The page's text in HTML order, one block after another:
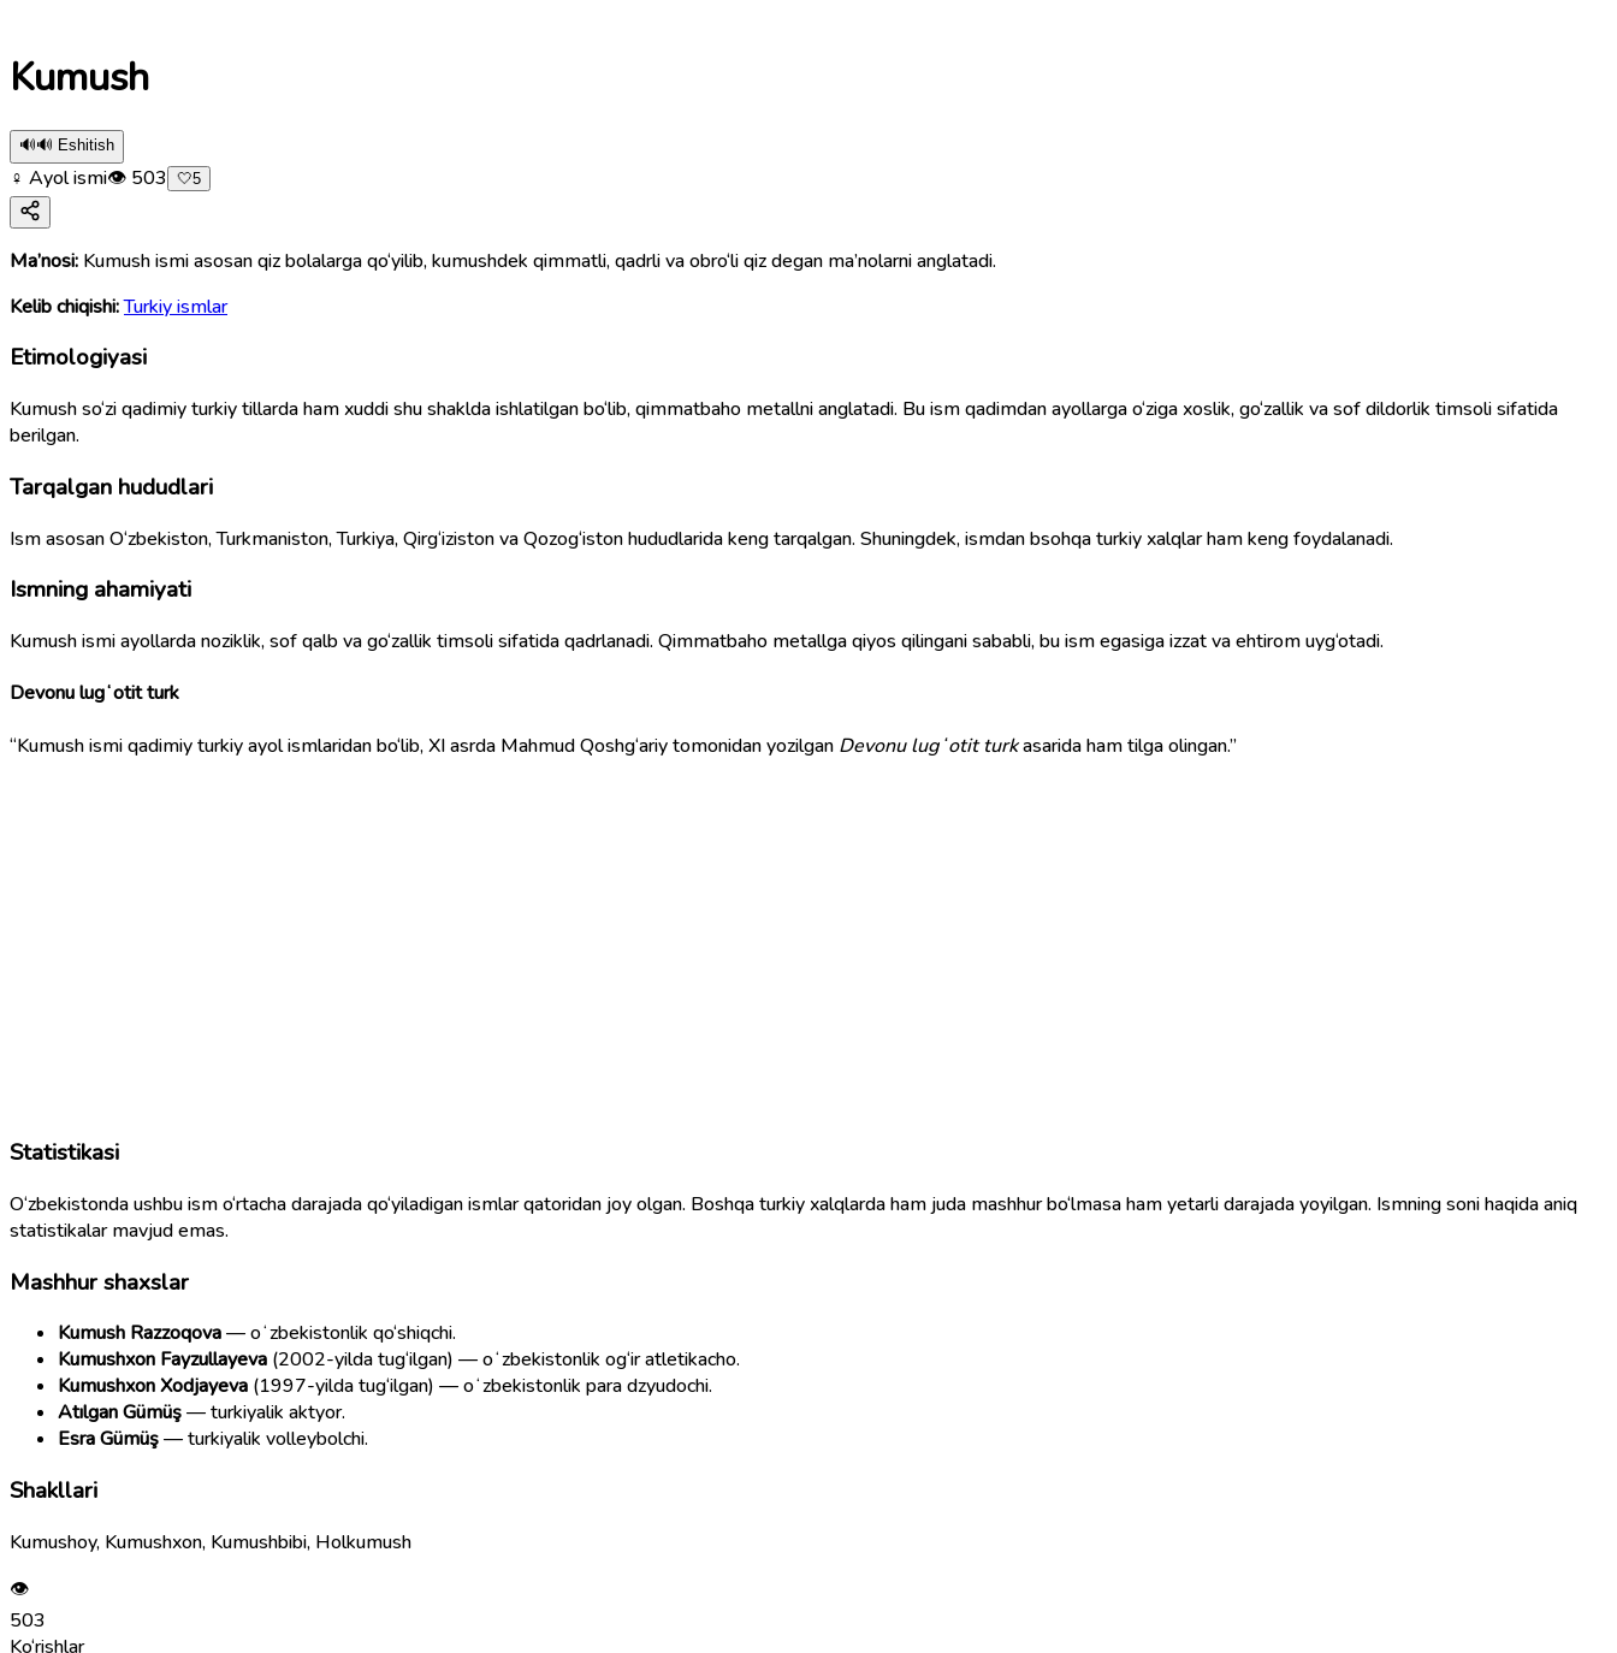
Kumush
🔊🔊 Eshitish
♀ Ayol ismi👁 503 🤍5
Ma’nosi: Kumush ismi asosan qiz bolalarga qo‘yilib, kumushdek qimmatli, qadrli va obro‘li qiz degan ma’nolarni anglatadi.
Kelib chiqishi:Turkiy ismlar
Etimologiyasi
Kumush so‘zi qadimiy turkiy tillarda ham xuddi shu shaklda ishlatilgan bo‘lib, qimmatbaho metallni anglatadi. Bu ism qadimdan ayollarga o‘ziga xoslik, go‘zallik va sof dildorlik timsoli sifatida
berilgan.
Tarqalgan hududlari
Ism asosan O‘zbekiston, Turkmaniston, Turkiya, Qirg‘iziston va Qozog‘iston hududlarida keng tarqalgan. Shuningdek, ismdan bsohqa turkiy xalqlar ham keng foydalanadi.
Ismning ahamiyati
Kumush ismi ayollarda noziklik, sof qalb va go‘zallik timsoli sifatida qadrlanadi. Qimmatbaho metallga qiyos qilingani sababli, bu ism egasiga izzat va ehtirom uyg‘otadi.
Devonu lugʻotit turk
“Kumush ismi qadimiy turkiy ayol ismlaridan bo‘lib, XI asrda Mahmud Qoshg‘ariy tomonidan yozilgan Devonu lugʻotit turkasarida ham tilga olingan.”
Statistikasi
O‘zbekistonda ushbu ism o‘rtacha darajada qo‘yiladigan ismlar qatoridan joy olgan. Boshqa turkiy xalqlarda ham juda mashhur bo‘lmasa ham yetarli darajada yoyilgan. Ismning soni haqida aniq
statistikalar mavjud emas.
Mashhur shaxslar
Kumush Razzoqova— oʻzbekistonlik qo‘shiqchi.
Kumushxon Fayzullayeva (2002-yilda tug‘ilgan) — oʻzbekistonlik og‘ir atletikacho.
Kumushxon Xodjayeva (1997-yilda tug‘ilgan) — oʻzbekistonlik para dzyudochi.
Atılgan Gümüş— turkiyalik aktyor.
Esra Gümüş— turkiyalik volleybolchi.
Shakllari
Kumushoy, Kumushxon, Kumushbibi, Holkumush
👁
503
Ko‘rishlar